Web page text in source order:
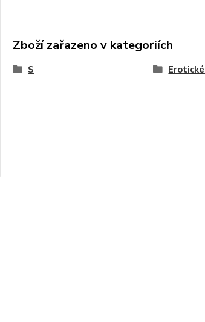
Zboží zařazeno v kategoriích
S